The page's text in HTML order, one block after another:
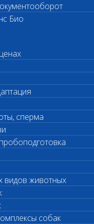
Био
сперма
видов животных
собак
проб
срочном формате
бешенства
7-8 рабочих дней)
«Шанс Био»